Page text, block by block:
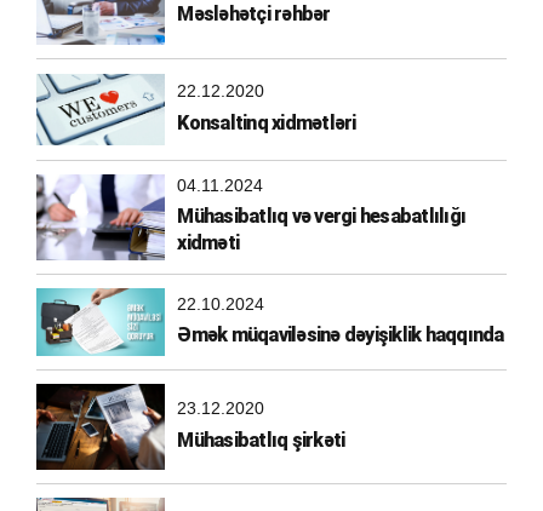
Məsləhətçi rəhbər
22.12.2020
Konsaltinq xidmətləri
04.11.2024
Mühasibatlıq və vergi hesabatlılığı
xidməti
22.10.2024
Əmək müqaviləsinə dəyişiklik haqqında
23.12.2020
Mühasibatlıq şirkəti